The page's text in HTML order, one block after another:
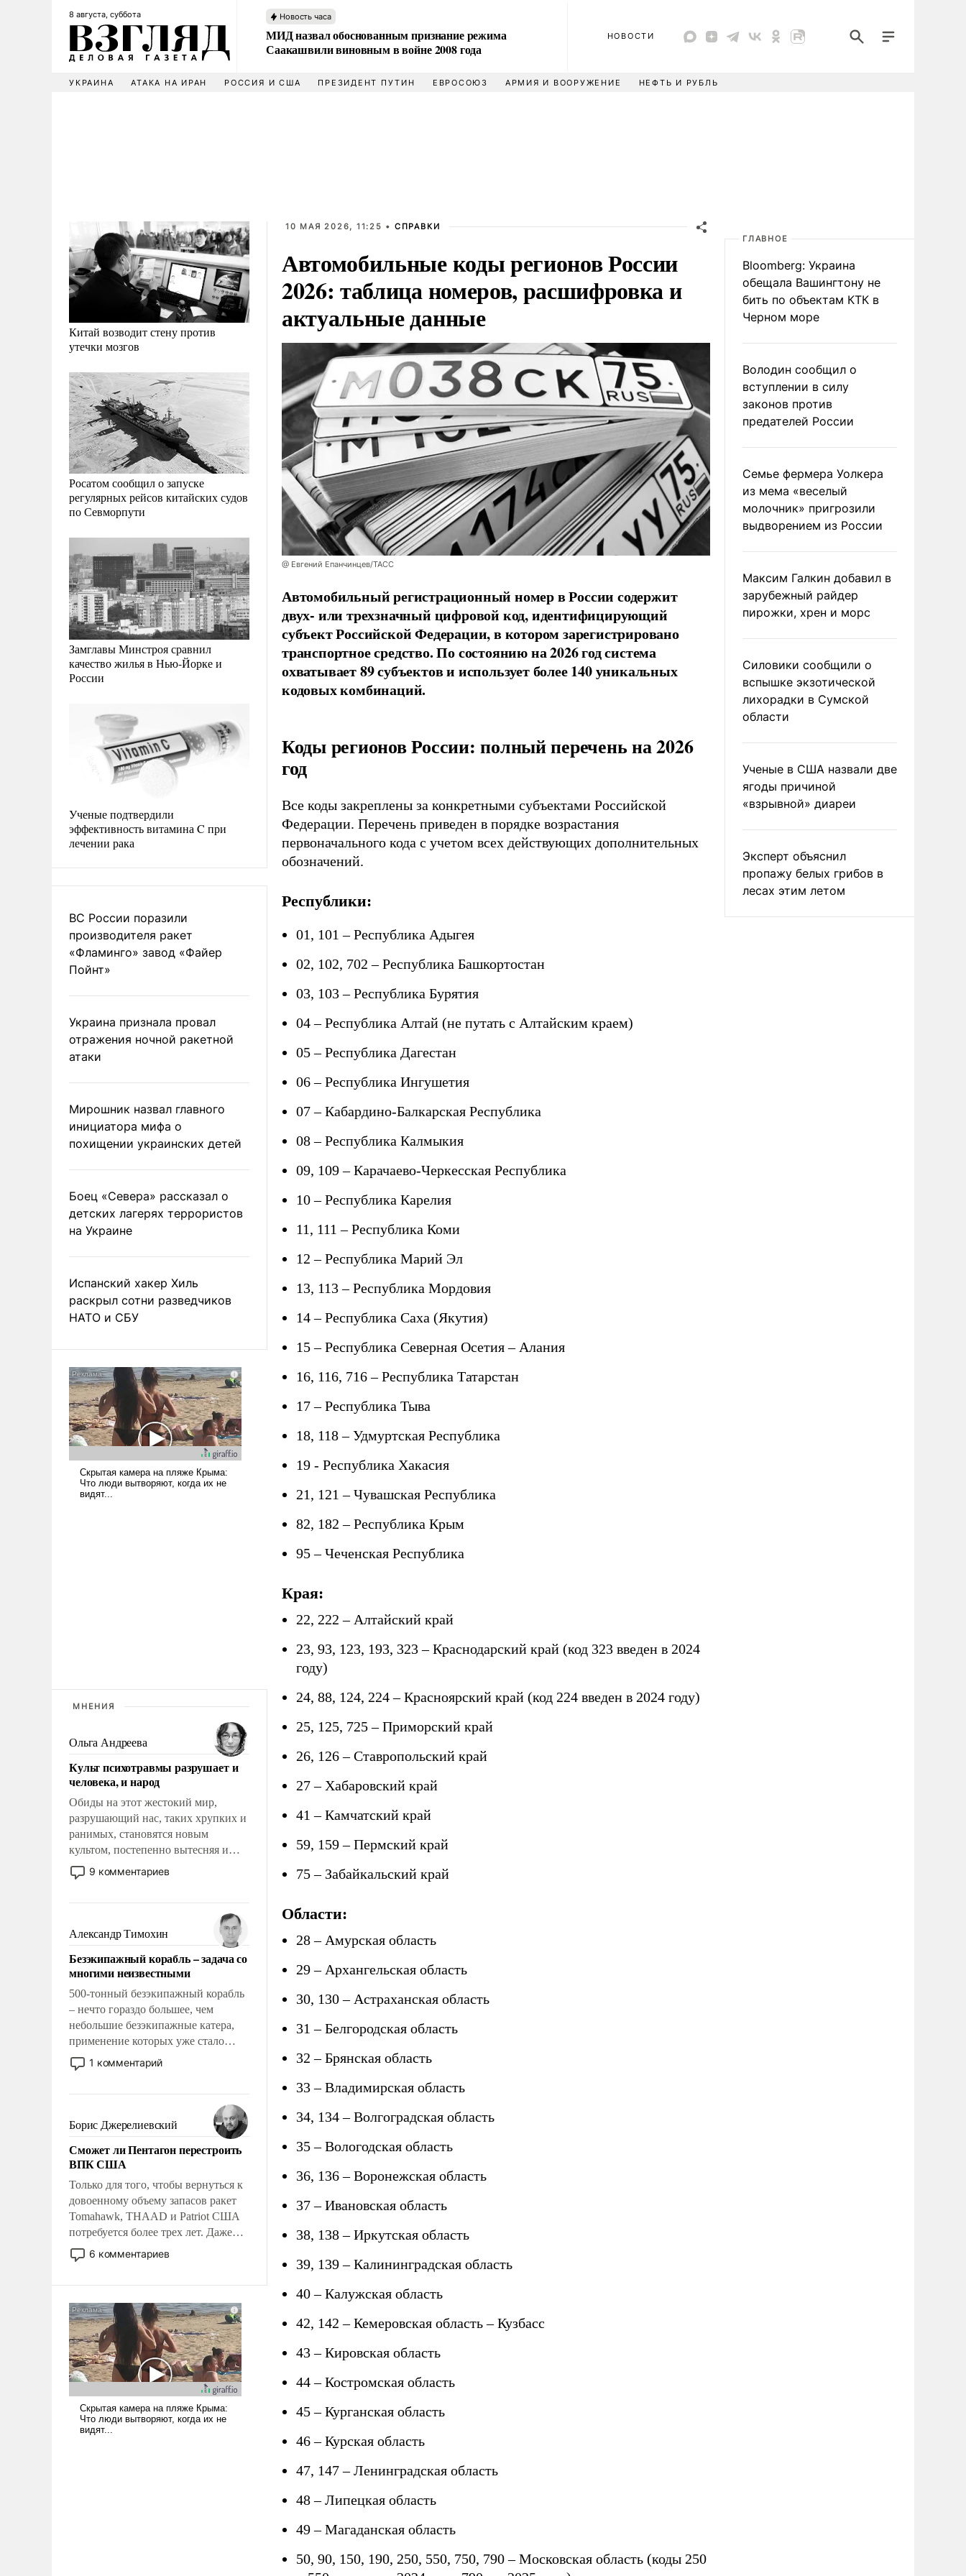
8 августа, суббота Новость часа
МИД назвал обоснованным признание режима
Саакашвили виновным в войне 2008 года
НОВОСТИ
УКРАИНА АТАКА НА ИРАН РОССИЯ И США ПРЕЗИДЕНТ ПУТИН ЕВРОСОЮЗ АРМИЯ И ВООРУЖЕНИЕ НЕФТЬ И РУБЛЬ
Китай возводит стену против
утечки мозгов
Росатом сообщил о запуске
регулярных рейсов китайских судов
по Севморпути
Замглавы Минстроя сравнил
качество жилья в Нью-Йорке и
России
Ученые подтвердили
эффективность витамина C при
лечении рака
ВС России поразили
производителя ракет
«Фламинго» завод «Файер
Пойнт»
Украина признала провал
отражения ночной ракетной
атаки
Мирошник назвал главного
инициатора мифа о
похищении украинских детей
Боец «Севера» рассказал о
детских лагерях террористов
на Украине
Испанский хакер Хиль
раскрыл сотни разведчиков
НАТО и СБУ
МНЕНИЯ
Ольга Андреева
Культ психотравмы разрушает и
человека, и народ
Обиды на этот жестокий мир,
разрушающий нас, таких хрупких и
ранимых, становятся новым
культом, постепенно вытесняя и
отменяя традиционное требование к
человеку – быть мужественным и
на себя ответственность, помогать
слабым, идти вперед и
адаптироваться.
9 комментариев
Александр Тимохин
Безэкипажный корабль – задача со
многими неизвестными
500-тонный безэкипажный корабль
– нечто гораздо большее, чем
небольшие безэкипажные катера,
применение которых уже стало
обыденностью. Задача по созданию
такого корабля очень сложна и
реализация радикально поднимет
наши боевые возможности.
1 комментарий
Борис Джерелиевский
Сможет ли Пентагон перестроить
ВПК США
Только для того, чтобы вернуться к
довоенному объему запасов ракет
Tomahawk, THAAD и Patriot США
потребуется более трех лет. Даже
небольшая война с Ираном
опустошила американские
уязвимости США, например, перед
Китаем.
6 комментариев
10 МАЯ 2026, 11:25 • СПРАВКИ
Автомобильные коды регионов России
2026: таблица номеров, расшифровка и
актуальные данные
@ Евгений Епанчинцев/ТАСС
Автомобильный регистрационный номер в России содержит
двух- или трехзначный цифровой код, идентифицирующий
субъект Российской Федерации, в котором зарегистрировано
транспортное средство. По состоянию на 2026 год система
охватывает 89 субъектов и использует более 140 уникальных
кодовых комбинаций.
Коды регионов России: полный перечень на 2026
год
Все коды закреплены за конкретными субъектами Российской
Федерации. Перечень приведен в порядке возрастания
первоначального кода с учетом всех действующих дополнительных
обозначений.
Республики:
01, 101 – Республика Адыгея
02, 102, 702 – Республика Башкортостан
03, 103 – Республика Бурятия
04 – Республика Алтай (не путать с Алтайским краем)
05 – Республика Дагестан
06 – Республика Ингушетия
07 – Кабардино-Балкарская Республика
08 – Республика Калмыкия
09, 109 – Карачаево-Черкесская Республика
10 – Республика Карелия
11, 111 – Республика Коми
12 – Республика Марий Эл
13, 113 – Республика Мордовия
14 – Республика Саха (Якутия)
15 – Республика Северная Осетия – Алания
16, 116, 716 – Республика Татарстан
17 – Республика Тыва
18, 118 – Удмуртская Республика
19 - Республика Хакасия
21, 121 – Чувашская Республика
82, 182 – Республика Крым
95 – Чеченская Республика
Края:
22, 222 – Алтайский край
23, 93, 123, 193, 323 – Краснодарский край (код 323 введен в 2024
году)
24, 88, 124, 224 – Красноярский край (код 224 введен в 2024 году)
25, 125, 725 – Приморский край
26, 126 – Ставропольский край
27 – Хабаровский край
41 – Камчатский край
59, 159 – Пермский край
75 – Забайкальский край
Области:
28 – Амурская область
29 – Архангельская область
30, 130 – Астраханская область
31 – Белгородская область
32 – Брянская область
33 – Владимирская область
34, 134 – Волгоградская область
35 – Вологодская область
36, 136 – Воронежская область
37 – Ивановская область
38, 138 – Иркутская область
39, 139 – Калининградская область
40 – Калужская область
42, 142 – Кемеровская область – Кузбасс
43 – Кировская область
44 – Костромская область
45 – Курганская область
46 – Курская область
47, 147 – Ленинградская область
48 – Липецкая область
49 – Магаданская область
50, 90, 150, 190, 250, 550, 750, 790 – Московская область (коды 250
ГЛАВНОЕ
Bloomberg: Украина
обещала Вашингтону не
бить по объектам КТК в
Черном море
Володин сообщил о
вступлении в силу
законов против
предателей России
Семье фермера Уолкера
из мема «веселый
молочник» пригрозили
выдворением из России
Максим Галкин добавил в
зарубежный райдер
пирожки, хрен и морс
Силовики сообщили о
вспышке экзотической
лихорадки в Сумской
области
Ученые в США назвали две
ягоды причиной
«взрывной» диареи
Эксперт объяснил
пропажу белых грибов в
лесах этим летом